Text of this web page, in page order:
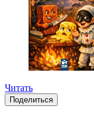
Читать
Поделиться